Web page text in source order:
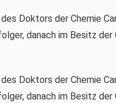
des Doktors der Chemie
danach im Besitz der
des Doktors der Chemie
danach im Besitz der